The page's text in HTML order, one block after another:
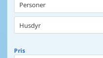
Personer
Husdyr
Pris